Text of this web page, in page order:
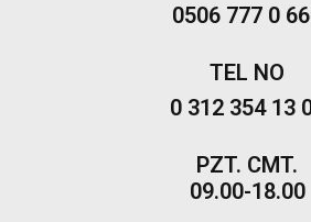
0506 777 0
TEL NO
0 312 354 13
PZT. CMT.
09.00-18.00